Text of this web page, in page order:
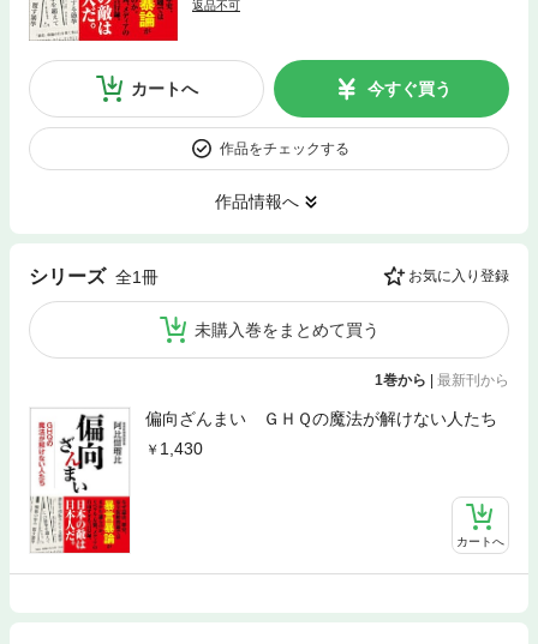
返品不可
カートへ 今すぐ買う
作品をチェックする
作品情報へ
シリーズ 全1冊 お気に入り登録
未購入巻をまとめて買う
1巻から | 最新刊から
偏向ざんまい ＧＨＱの魔法が解けない人たち
1,430
カートへ